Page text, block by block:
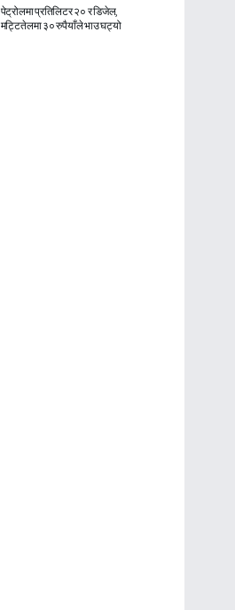
पेट्रोलमा प्रतिलिटर २० र डिजेल,
मट्टितेलमा ३० रुपैयाँले भाउ घट्यो